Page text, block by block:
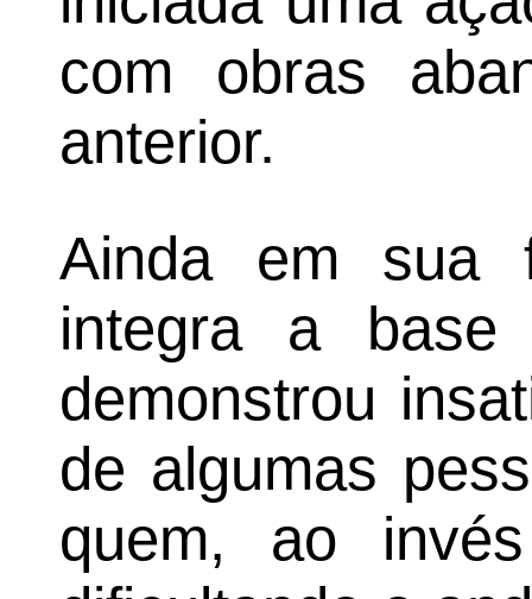
com obras
anterior.
Ainda em sua
integra a base
demonstrou
de algumas
quem, ao